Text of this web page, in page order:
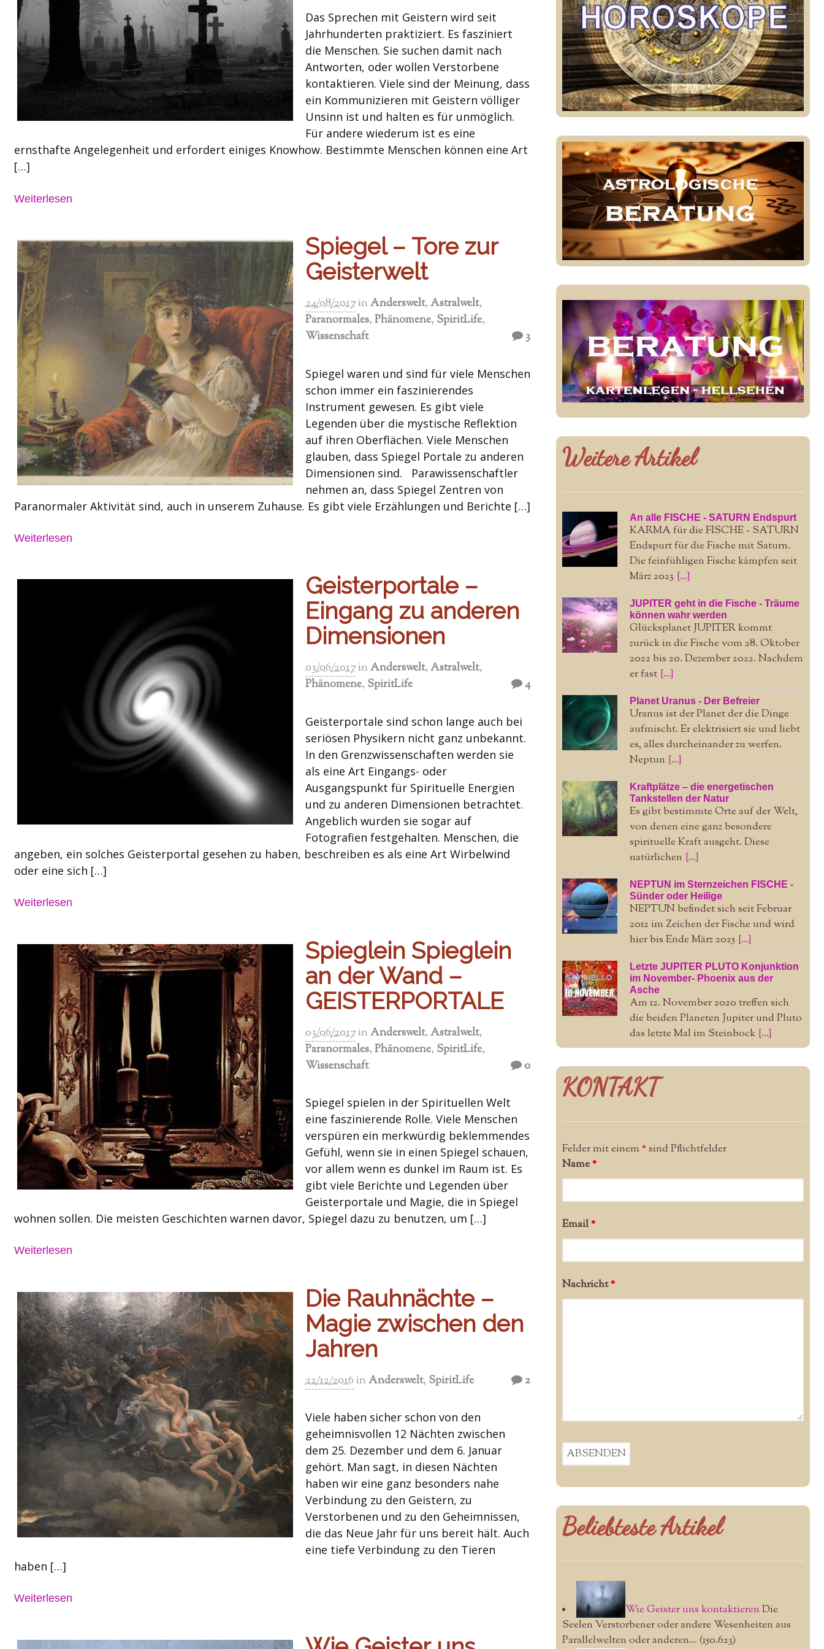
Das Sprechen mit Geistern wird seit
Jahrhunderten praktiziert. Es fasziniert
die Menschen. Sie suchen damit nach
Antworten, oder wollen Verstorbene
kontaktieren. Viele sind der Meinung, dass
ein Kommunizieren mit Geistern völliger
Unsinn ist und halten es für unmöglich.
Für andere wiederum ist es eine
ernsthafte Angelegenheit und erfordert einiges Knowhow. Bestimmte Menschen können eine Art
[…]
Weiterlesen
Spiegel – Tore zur
Geisterwelt
24/08/2017 inAnderswelt,Astralwelt,
Paranormales,Phänomene, SpiritLife,
Wissenschaft
3
Spiegel waren und sind für viele Menschen
schon immer ein faszinierendes
Instrument gewesen. Es gibt viele
Legenden über die mystische Reflektion
auf ihren Oberflächen. Viele Menschen
glauben, dass Spiegel Portale zu anderen
Dimensionen sind. Parawissenschaftler
nehmen an, dass Spiegel Zentren von
Paranormaler Aktivität sind, auch in unserem Zuhause. Es gibt viele Erzählungen und Berichte […]
Weiterlesen
Geisterportale –
Eingang zu anderen
Dimensionen
03/06/2017 inAnderswelt,Astralwelt,
Phänomene, SpiritLife 4
Geisterportale sind schon lange auch bei
seriösen Physikern nicht ganz unbekannt.
In den Grenzwissenschaften werden sie
als eine Art Eingangs- oder
Ausgangspunkt für Spirituelle Energien
und zu anderen Dimensionen betrachtet.
Angeblich wurden sie sogar auf
Fotografien festgehalten. Menschen, die
angeben, ein solches Geisterportal gesehen zu haben, beschreiben es als eine Art Wirbelwind
oder eine sich […]
Weiterlesen
Spieglein Spieglein
an der Wand –
GEISTERPORTALE
03/06/2017 inAnderswelt,Astralwelt,
Paranormales,Phänomene, SpiritLife,
Wissenschaft
0
Spiegel spielen in der Spirituellen Welt
eine faszinierende Rolle. Viele Menschen
verspüren ein merkwürdig beklemmendes
Gefühl, wenn sie in einen Spiegel schauen,
vor allem wenn es dunkel im Raum ist. Es
gibt viele Berichte und Legenden über
Geisterportale und Magie, die in Spiegel
wohnen sollen. Die meisten Geschichten warnen davor, Spiegel dazu zu benutzen, um […]
Weiterlesen
Die Rauhnächte –
Magie zwischen den
Jahren
22/12/2016 inAnderswelt, SpiritLife 2
Viele haben sicher schon von den
geheimnisvollen 12 Nächten zwischen
dem 25. Dezember und dem 6. Januar
gehört. Man sagt, in diesen Nächten
haben wir eine ganz besonders nahe
Verbindung zu den Geistern, zu
Verstorbenen und zu den Geheimnissen,
die das Neue Jahr für uns bereit hält. Auch
eine tiefe Verbindung zu den Tieren
haben […]
Weiterlesen
Weitere Artikel
An alle FISCHE - SATURN Endspurt
KARMA für die FISCHE - SATURN
Endspurt für die Fische mit Saturn.
Die feinfühligen Fische kämpfen seit
März 2023 [...]
JUPITER geht in die Fische - Träume
können wahr werden
Glücksplanet JUPITER kommt
zurück in die Fische vom 28. Oktober
2022 bis 20. Dezember 2022. Nachdem
er fast [...]
Planet Uranus - Der Befreier
Uranus ist der Planet der die Dinge
aufmischt. Er elektrisiert sie und liebt
es, alles durcheinander zu werfen.
Neptun [...]
Kraftplätze – die energetischen
Tankstellen der Natur
Es gibt bestimmte Orte auf der Welt,
von denen eine ganz besondere
spirituelle Kraft ausgeht. Diese
natürlichen [...]
NEPTUN im Sternzeichen FISCHE -
Sünder oder Heilige
NEPTUN befindet sich seit Februar
2012 im Zeichen der Fische und wird
hier bis Ende März 2025 [...]
Letzte JUPITER PLUTO Konjunktion
im November- Phoenix aus der
Asche
Am 12. November 2020 treffen sich
die beiden Planeten Jupiter und Pluto
das letzte Mal im Steinbock [...]
KONTAKT
Felder mit einem * sind Pflichtfelder
Name*
Email*
Nachricht*
Beliebteste Artikel
Wie Geister uns kontaktierenDie
Seelen Verstorbener oder andere Wesenheiten aus
Parallelwelten oder anderen… (150.623)